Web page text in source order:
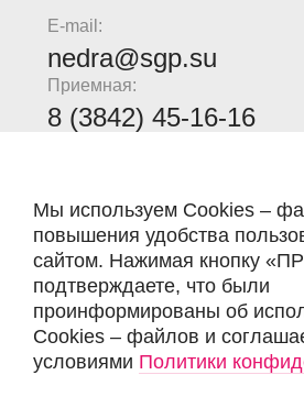
E-mail:
nedra@sgp.su
Приемная:
8 (3842) 45-16-16
пн-пт: 8:30 – 17:30
Мы используем Cookies –
повышения удобства
сайтом. Нажимая кнопку
подтверждаете, что были
проинформированы об
Cookies – файлов и
условиями Политики